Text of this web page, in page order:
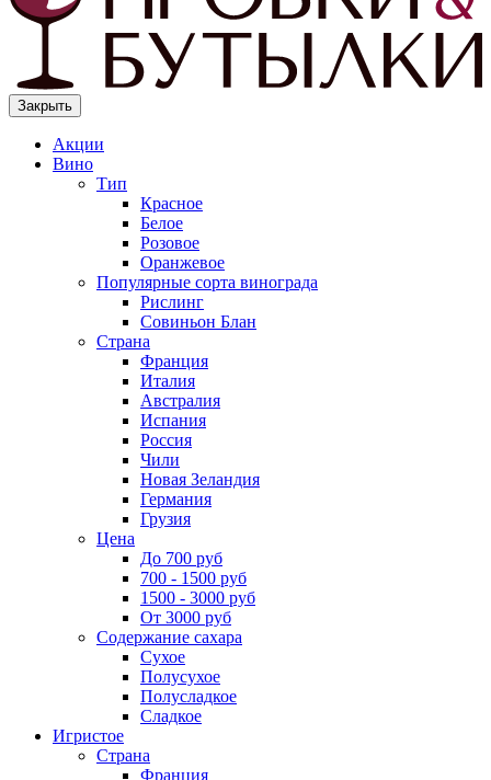
Закрыть
Акции
Вино
Тип
Красное
Белое
Розовое
Оранжевое
Популярные сорта винограда
Рислинг
Совиньон Блан
Страна
Франция
Италия
Австралия
Испания
Россия
Чили
Новая Зеландия
Германия
Грузия
Цена
До 700 руб
700 - 1500 руб
1500 - 3000 руб
От 3000 руб
Содержание сахара
Сухое
Полусухое
Полусладкое
Сладкое
Игристое
Страна
Франция